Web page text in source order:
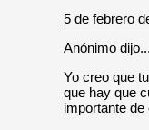
5 de febrero
Anónimo dijo...
Yo creo que
que hay que
importante